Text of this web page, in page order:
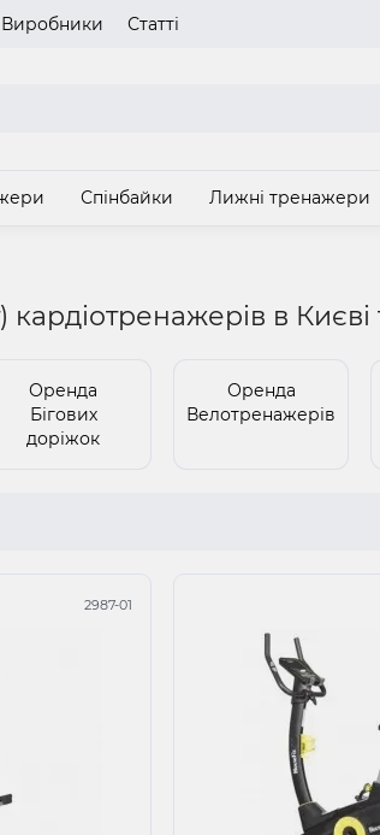
Виробники Статті
Спінбайки Лижні тренажери
в Києві
Оренда
Бігових
доріжок
Оренда
Велотренажерів
2987-01